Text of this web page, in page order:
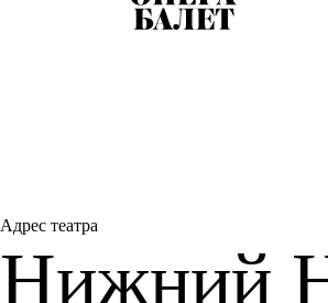
Адрес театра
Нижний